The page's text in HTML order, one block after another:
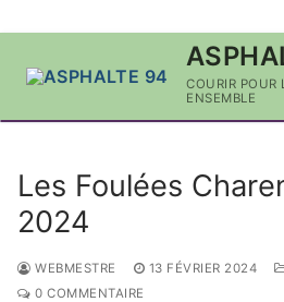
COURIR POUR
ENSEMBLE
Les Foulées
2024
WEBMESTRE 13 FÉVRIER 2024
0 COMMENTAIRE